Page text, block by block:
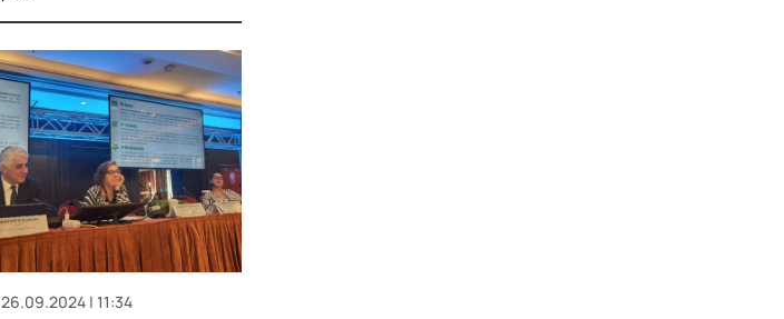
26.09.2024 | 11:34